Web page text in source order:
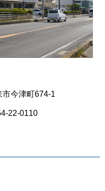
市今津町674-1
22-0110